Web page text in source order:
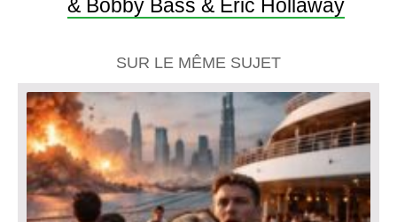
& Bobby Bass & Eric Hollaway
SUR LE MÊME SUJET